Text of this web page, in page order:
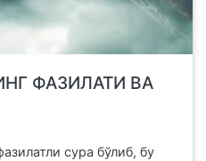
ФАЗИЛАТИ ВА
сура бўлиб, бу